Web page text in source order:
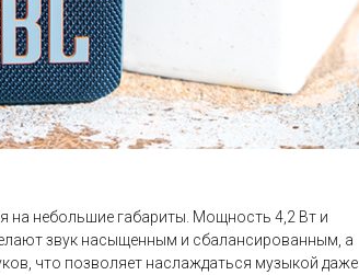
на небольшие габариты. Мощность 4,2 Вт и
звук насыщенным и сбалансированным, а
что позволяет наслаждаться музыкой даже